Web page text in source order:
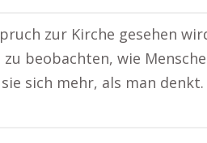
zur Kirche gesehen
beobachten, wie
sich mehr, als man denkt.